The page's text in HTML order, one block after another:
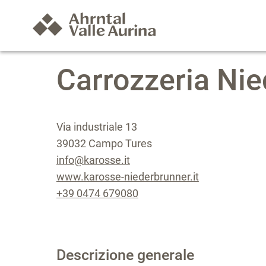
Carrozzeria
Via industriale 13
39032 Campo Tures
info@karosse.it
www.karosse-niederbrunner.it
+39 0474 679080
Descrizione generale